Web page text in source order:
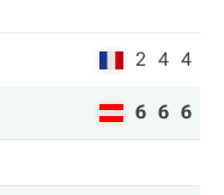
2 4 4
6 6 6